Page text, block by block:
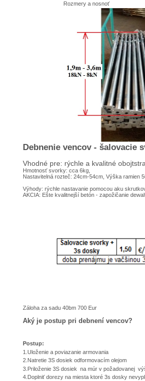
Rozmery a nosnoť
Debnenie vencov - šalovacie
Vhodné pre: rýchle a kvalitné
Hmotnosť svorky: cca 6kg,
Nastavitelná rozteč: 24cm-54cm, Výška ramien
Výhody: rýchle nastavanie pomocou aku
AKCIA: Ešte kvalitnejší betón - zapožičanie
Záloha za sadu 40bm 700 Eur
Aký je postup pri debnení vencov?
Postup:
1.Uloženie a poviazanie armovania
2.Natretie 3S dosiek odformovacím olejom
3.Priloženie 3S dosiek na múr v požadovanej
4.Doplniť dorezy na miesta ktoré 3s dosky